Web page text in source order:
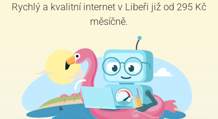
Rychlý a kvalitní internet v Libeři již od 295 Kč
měsíčně.